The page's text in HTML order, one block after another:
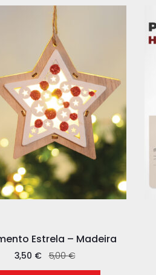
Estrela – Madeira
5,00€
3,50 €